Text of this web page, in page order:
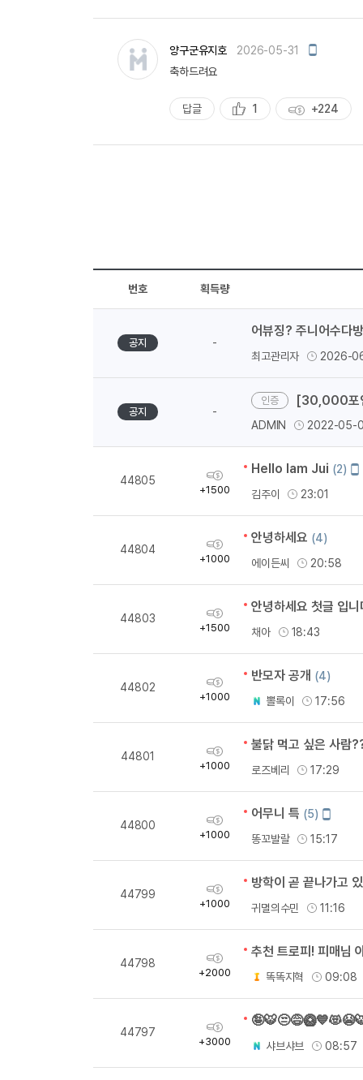
천
득
양구군유지호
2026-05-31
모
성
축하드려요
답글
추
천
1
획
득
+224
번호 획득량
공지 -
어뷰징? 주니어수다
최고관리자 2026-
공지 -
[30,000포인
ADMIN 2022-05-
44805
획
득
+1500
Hello Iam Jui (2) 모
김주이 23:01
44804
획
득
+1000
안녕하세요 (4)
에이든씨
20:58
44803
획
득
+1500
안녕하세요 첫글 입니
채아 18:43
44802
획
득
+1000
반모자 공개 (4)
뽈록이
17:56
44801
획
득
+1000
불닭 먹고 싶은 사람
로즈베리 17:29
44800
획
득
+1000
어무니 특 (5) 모
일
똥꼬발랄 15:17
44799
획
득
+1000
방학이 곧 끝나가고
귀멸의수민 11:16
44798
획
득
+2000
추천 트로피! 피매님
똑똑지혁 09:08
44797
획
득
+3000 샤브샤브 08:57